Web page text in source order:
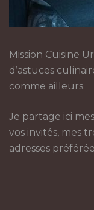
Mission Cuisine
d’astuces
comme ailleurs.
Je partage ici
vos invités, mes
adresses